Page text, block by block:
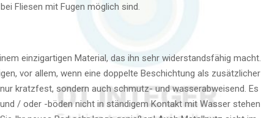
Fliesen mit Fugen möglich sind.
einzigartigen Material, das ihn sehr widerstandsfähig macht.
vor allem, wenn eine doppelte Beschichtung als zusätzlicher
kratzfest, sondern auch schmutz- und wasserabweisend. Es
und / oder -böden nicht in ständigem Kontakt mit Wasser stehen